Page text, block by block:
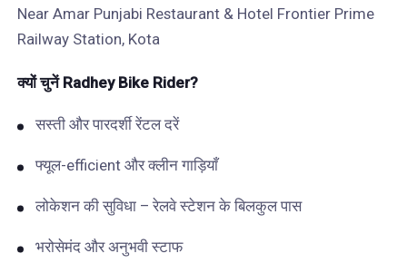
Near Amar Punjabi Restaurant & Hotel Frontier Prime
Railway Station, Kota
क्यों चुनेंRadhey Bike Rider?
सस्ती और पारदर्शी रेंटल दरें
फ्यूल-efficient और क्लीन गाड़ियाँ
लोकेशन की सुविधा – रेलवे स्टेशन के बिलकुल पास
भरोसेमंद और अनुभवी स्टाफ